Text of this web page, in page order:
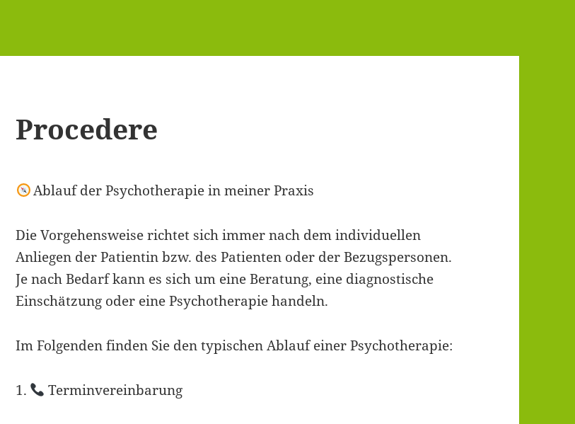
Procedere
Ablauf der Psychotherapie in meiner Praxis
Die Vorgehensweise richtet sich immer nach dem individuellen
Anliegen der Patientin bzw. des Patienten oder der Bezugspersonen.
Je nach Bedarf kann es sich um eine Beratung, eine diagnostische
Einschätzung oder eine Psychotherapie handeln.
Im Folgenden finden Sie den typischen Ablauf einer Psychotherapie:
1. Terminvereinbarung